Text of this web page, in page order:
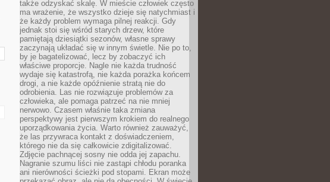
także odzyskać skalę. W mieście człowiek często
ma wrażenie, że wszystko dzieje się natychmiast i
że każdy problem wymaga pilnej reakcji. Gdy
jednak stoi się wśród starych drzew, które
pamiętają dziesiątki sezonów, własne sprawy
zaczynają układać się w innym świetle. Nie po to,
by je bagatelizować, lecz by zobaczyć ich
właściwe proporcje. Nagle nie każda trudność
wydaje się katastrofą, nie każda porażka końcem
drogi, a nie każde opóźnienie stratą nie do
odrobienia. Las nie rozwiązuje problemów za
człowieka, ale pomaga patrzeć na nie mniej
nerwowo. Czasem właśnie taka zmiana
perspektywy jest pierwszym krokiem do realnego
uporządkowania życia. Warto również zauważyć,
że las przywraca kontakt z doświadczeniem,
którego nie da się całkowicie zdigitalizować.
Zdjęcie pachnącej sosny nie odda jej zapachu.
Nagranie szumu liści nie zastąpi chłodu poranka
ani nierówności ścieżki pod stopami. Ekran może